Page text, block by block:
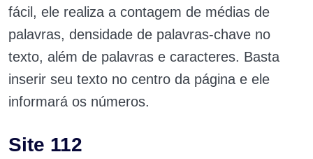
fácil, ele realiza a contagem de médias de
palavras, densidade de palavras-chave no
texto, além de palavras e caracteres. Basta
inserir seu texto no centro da página e ele
informará os números.
Site 112